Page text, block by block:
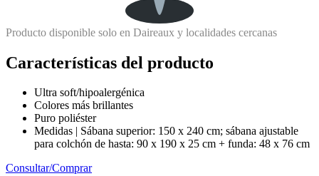
Producto disponible solo en Daireaux y localidades cercanas
Características del producto
Ultra soft/hipoalergénica
Colores más brillantes
Puro poliéster
Medidas | Sábana superior: 150 x 240 cm; sábana ajustable
para colchón de hasta: 90 x 190 x 25 cm + funda: 48 x 76 cm
Consultar/Comprar